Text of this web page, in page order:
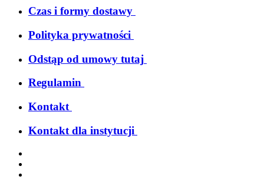
Czas i formy dostawy
Polityka prywatności
Odstąp od umowy tutaj
Regulamin
Kontakt
Kontakt dla instytucji